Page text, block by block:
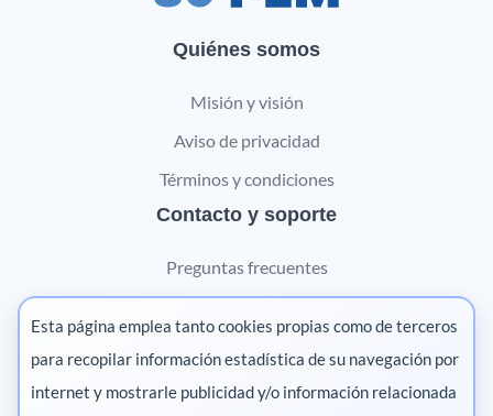
Quiénes somos
Misión y visión
Aviso de privacidad
Términos y condiciones
Contacto y soporte
Preguntas frecuentes
Contáctanos
Marketing digital
Pharma
Esta página emplea tanto cookies propias como de terceros
para recopilar información estadística de su navegación por
internet y mostrarle publicidad y/o información relacionada